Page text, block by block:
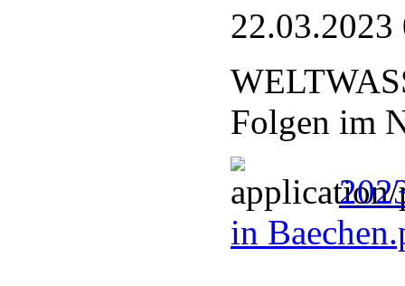
22.03.2023
Folgen im
in